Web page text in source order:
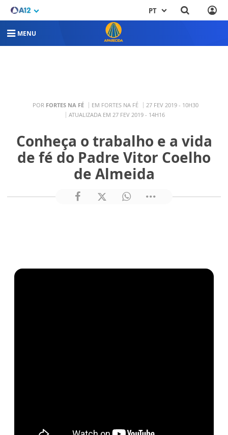
PT
MENU
POR FORTES NA FÉ EM FORTES NA FÉ
27 FEV 2019 - 10H30
ATUALIZADA EM 27 FEV 2019 - 14H16
Conheça o trabalho e a vida
de fé do Padre Vitor Coelho
de Almeida